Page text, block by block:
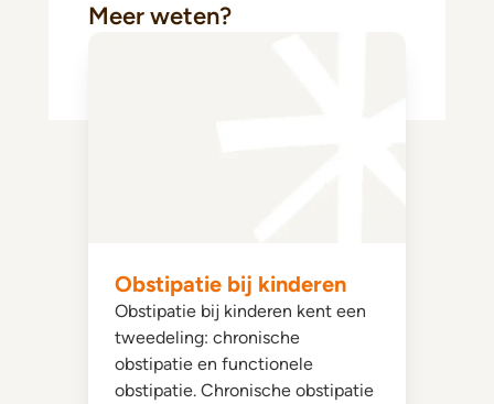
Meer weten?
Obstipatie bij kinderen
Obstipatie bij kinderen kent een
tweedeling: chronische
obstipatie en functionele
obstipatie. Chronische obstipatie